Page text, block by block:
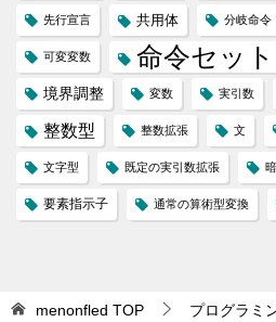
先行宣言 共用体 分岐命令
可変変数 命令セット
境界調整 変数 実引数
整数型 整数拡張 文
文字型 既定の実引数拡張
要素指示子 通常の算術型変換
menonfled TOP
プログラミ